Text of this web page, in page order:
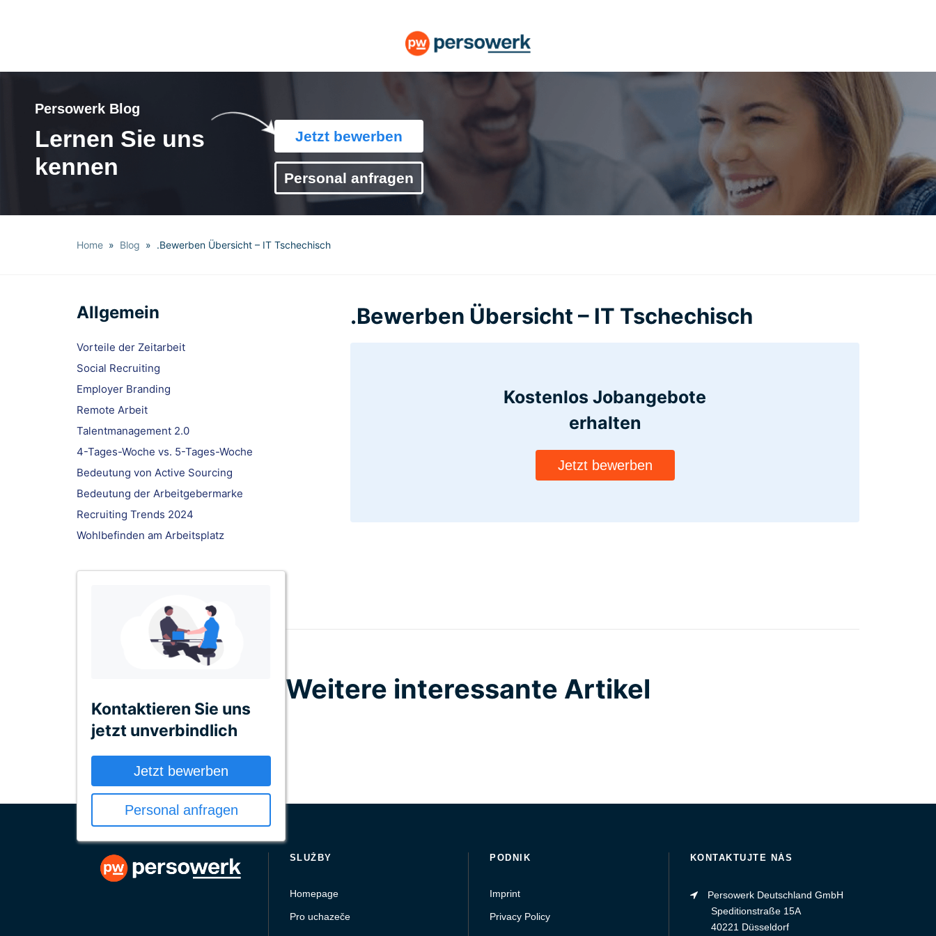
Persowerk Blog
Lernen Sie uns
kennen
Jetzt bewerben
Personal anfragen
Home » Blog » .Bewerben Übersicht – IT Tschechisch
Allgemein
Vorteile der Zeitarbeit
Social Recruiting
Employer Branding
Remote Arbeit
Talentmanagement 2.0
4-Tages-Woche vs. 5-Tages-Woche
Bedeutung von Active Sourcing
Bedeutung der Arbeitgebermarke
Recruiting Trends 2024
Wohlbefinden am Arbeitsplatz
Kontaktieren Sie uns
jetzt unverbindlich
Jetzt bewerben
Personal anfragen
.Bewerben Übersicht – IT Tschechisch
Kostenlos Jobangebote
erhalten
Jetzt bewerben
Weitere interessante Artikel
SLUŽBY
Homepage
Pro uchazeče
PODNIK
Imprint
Privacy Policy
KONTAKTUJTE NÁS
Persowerk Deutschland GmbH
Speditionstraße 15A
40221 Düsseldorf